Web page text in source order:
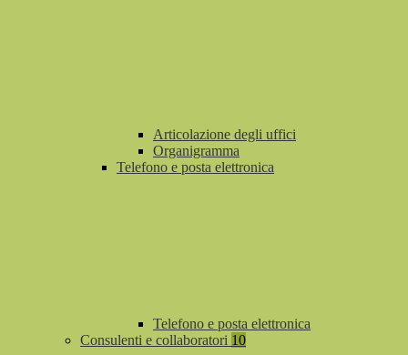
Articolazione degli uffici
Organigramma
Telefono e posta elettronica
Telefono e posta elettronica
Consulenti e collaboratori 10